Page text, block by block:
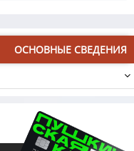
ОСНОВНЫЕ СВЕДЕНИЯ